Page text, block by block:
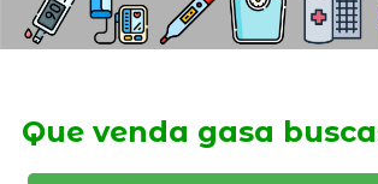
Que venda gasa